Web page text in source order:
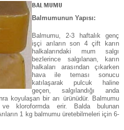
BAL MUMU
Balmumunun Yapısı:
Balmumu, 2-3 haftalık genç
işçi arıların son 4 çift karın
halkalarındaki mum salgı
bezlerince salgılanan, karın
halkaları arasından çıkarken
hava ile teması sonucu
katılaşarak pulcuk haline
geçen, salgılandığı anda
koyulaşan bir arı ürünüdür. Balmumu
kloroformda erir. Balda bulunan
1 kg balmumu üretebilmeleri için 6-